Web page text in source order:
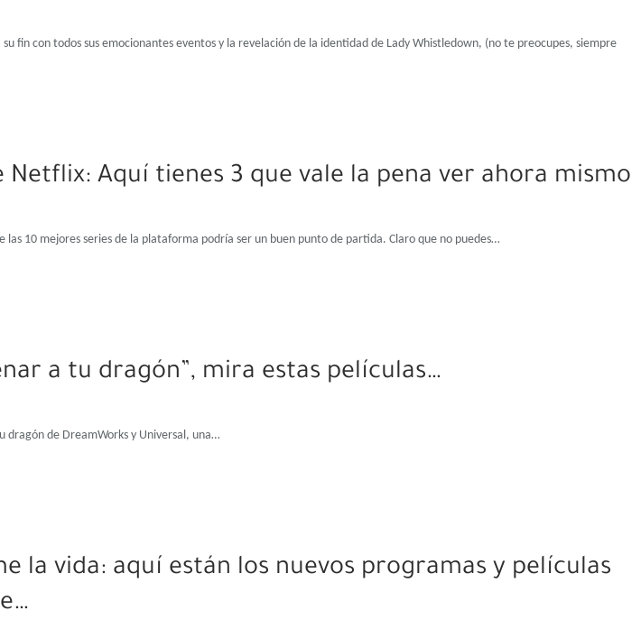
fin con todos sus emocionantes eventos y la revelación de la identidad de Lady Whistledown, (no te preocupes, siempre
Netflix: Aquí tienes 3 que vale la pena ver ahora mismo
las 10 mejores series de la plataforma podría ser un buen punto de partida. Claro que no puedes…
a tu dragón”, mira estas películas…
dragón de DreamWorks y Universal, una…
la vida: aquí están los nuevos programas y películas